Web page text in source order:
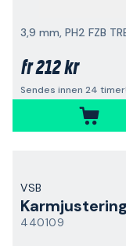
3,9 mm, PH2 FZB
fr212 kr
Sendes innen 24 timer!
VSB
440109